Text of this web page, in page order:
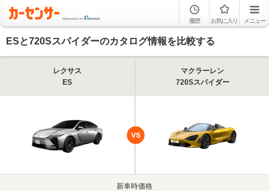
履歴 お気に入り メニュー
ESと720Sスパイダーのカタログ情報を比較する
レクサス
ES
マクラーレン
720Sスパイダー
新車時価格